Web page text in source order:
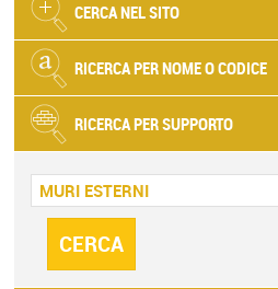
CERCA NEL SITO
RICERCA PER NOME O CODICE
RICERCA PER SUPPORTO